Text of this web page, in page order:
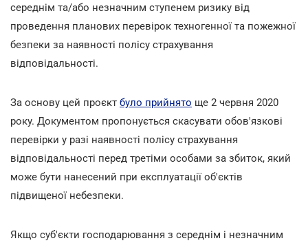
середнім та/або незначним ступенем ризику від
проведення планових перевірок техногенної та пожежної
безпеки за наявності полісу страхування
відповідальності.
За основу цей проєкт було прийнято ще 2 червня 2020
року. Документом пропонується скасувати обов'язкові
перевірки у разі наявності полісу страхування
відповідальності перед третіми особами за збиток, який
може бути нанесений при експлуатації об'єктів
підвищеної небезпеки.
Якщо суб'єкти господарювання з середнім і незначним